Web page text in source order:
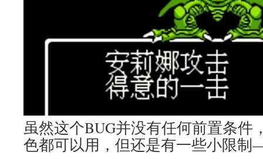
虽然这个BUG并没有任何前置条件
色都可以用，但还是有一些小限